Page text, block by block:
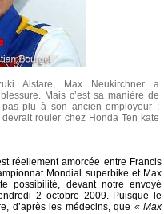
Alstare, Max Neukirchner a
Mais c’est sa manière de
plu à son ancien employeur :
rouler chez Honda Ten kate
réellement amorcée entre Francis
Mondial superbike et Max
possibilité, devant notre envoyé
2 octobre 2009. Puisque le
d’après les médecins, que « Max